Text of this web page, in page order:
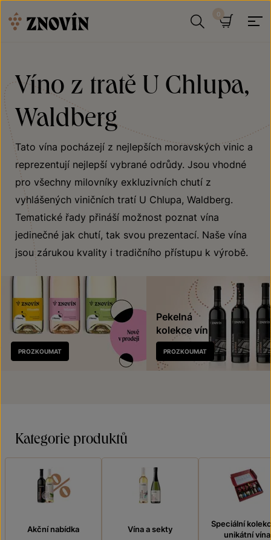
Víno z tratě U Chlupa,
Waldberg
Tato vína pocházejí z nejlepších moravských vinic a
reprezentují nejlepší vybrané odrůdy. Jsou vhodné
pro všechny milovníky exkluzivních chutí z
vyhlášených viničních tratí U Chlupa, Waldberg.
Tematické řady přináší možnost poznat vína
jedinečné jak chutí, tak svou prezentací. Naše vína
jsou zárukou kvality i tradičního přístupu k výrobě.
Nově
v prodeji
PROZKOUMAT
Pekelná
kolekce vín
PROZKOUMAT
Kategorie produktů
Akční nabídka Vína a sekty
Speciální
unikátní vína